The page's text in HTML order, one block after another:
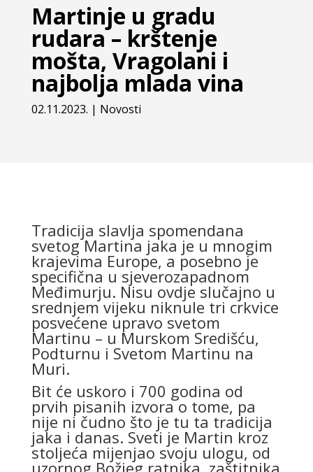
Martinje u gradu
rudara – krštenje
mošta, Vragolani i
najbolja mlada vina
02.11.2023. | Novosti
Tradicija slavlja spomendana
svetog Martina jaka je u mnogim
krajevima Europe, a posebno je
specifična u sjeverozapadnom
Međimurju. Nisu ovdje slučajno u
srednjem vijeku niknule tri crkvice
posvećene upravo svetom
Martinu – u Murskom Središću,
Podturnu i Svetom Martinu na
Muri.
Bit će uskoro i 700 godina od
prvih pisanih izvora o tome, pa
nije ni čudno što je tu ta tradicija
jaka i danas. Sveti je Martin kroz
stoljeća mijenjao svoju ulogu, od
uzornog Božjeg ratnika, zaštitnika